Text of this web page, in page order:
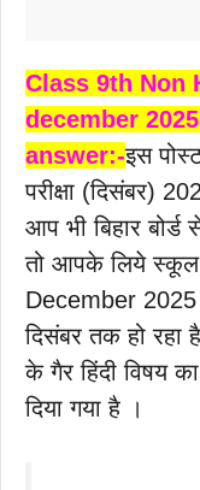
Class 9th Non
december
answer:-इस
परीक्षा (दिसंबर)
आप भी बिहार बोर्ड
तो आपके लिये
December
दिसंबर तक हो रहा
के गैर हिंदी विषय
दिया गया है ।